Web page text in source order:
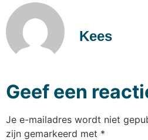
Kees
Geef een
Je e-mailadres wordt niet
zijn gemarkeerd met *